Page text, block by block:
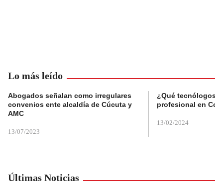
Lo más leído
Abogados señalan como irregulares
convenios ente alcaldía de Cúcuta y
AMC
13/07/2023
¿Qué tecnólogos
profesional en
13/02/2024
Últimas Noticias